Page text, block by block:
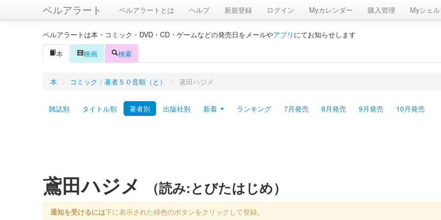
ベルアラート ベルアラートとは ヘルプ 新規登録 ログイン Myカレンダー 購入管理 Myシェル
ベルアラートは本・コミック・DVD・CD・ゲームなどの発売日をメールやアプリ にてお知らせします
本
映画 検索
本 > コミック：著者５０音順（と） > 鳶田ハジメ
雑誌別 タイトル別 著者別 出版社別 新着 ランキング 7月発売 8月発売 9月発売 10月発売
鳶田ハジメ （読み:とびたはじめ）
通知を受けるには下に表示された緑色のボタンをクリックして登録。